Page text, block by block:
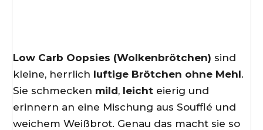
Low Carb Oopsies (Wolkenbrötchen) sind
kleine, herrlich luftige Brötchen ohne Mehl.
Sie schmecken mild, leicht eierig und
erinnern an eine Mischung aus Soufflé und
weichem Weißbrot. Genau das macht sie so